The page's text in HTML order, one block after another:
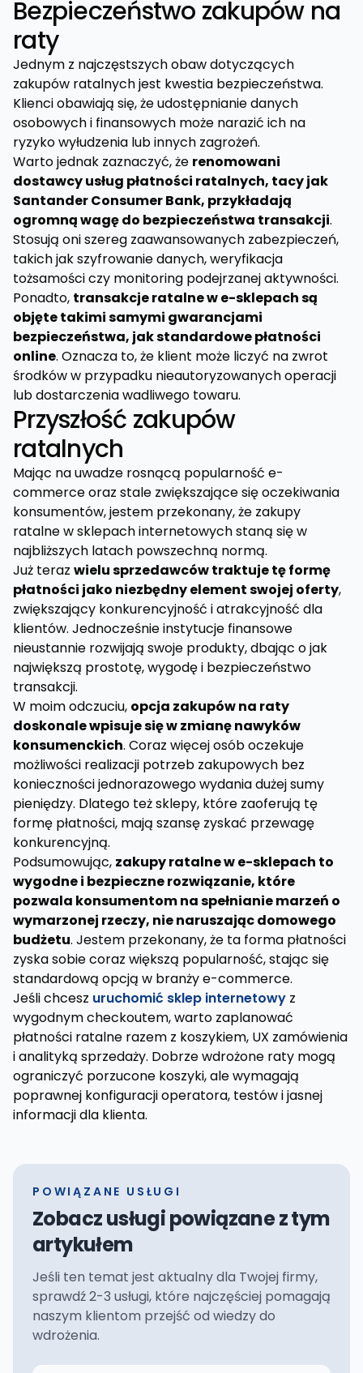
Bezpieczeństwo zakupów na
raty
Jednym z najczęstszych obaw dotyczących
zakupów ratalnych jest kwestia bezpieczeństwa.
Klienci obawiają się, że udostępnianie danych
osobowych i finansowych może narazić ich na
ryzyko wyłudzenia lub innych zagrożeń.
Warto jednak zaznaczyć, że renomowani
dostawcy usług płatności ratalnych, tacy jak
Santander Consumer Bank, przykładają
ogromną wagę do bezpieczeństwa transakcji.
Stosują oni szereg zaawansowanych zabezpieczeń,
takich jak szyfrowanie danych, weryfikacja
tożsamości czy monitoring podejrzanej aktywności.
Ponadto, transakcje ratalne w e-sklepach są
objęte takimi samymi gwarancjami
bezpieczeństwa, jak standardowe płatności
online. Oznacza to, że klient może liczyć na zwrot
środków w przypadku nieautoryzowanych operacji
lub dostarczenia wadliwego towaru.
Przyszłość zakupów
ratalnych
Mając na uwadze rosnącą popularność e-
commerce oraz stale zwiększające się oczekiwania
konsumentów, jestem przekonany, że zakupy
ratalne w sklepach internetowych staną się w
najbliższych latach powszechną normą.
Już teraz wielu sprzedawców traktuje tę formę
płatności jako niezbędny element swojej oferty,
zwiększający konkurencyjność i atrakcyjność dla
klientów. Jednocześnie instytucje finansowe
nieustannie rozwijają swoje produkty, dbając o jak
największą prostotę, wygodę i bezpieczeństwo
transakcji.
W moim odczuciu, opcja zakupów na raty
doskonale wpisuje się w zmianę nawyków
konsumenckich. Coraz więcej osób oczekuje
możliwości realizacji potrzeb zakupowych bez
konieczności jednorazowego wydania dużej sumy
pieniędzy. Dlatego też sklepy, które zaoferują tę
formę płatności, mają szansę zyskać przewagę
konkurencyjną.
Podsumowując, zakupy ratalne w e-sklepach to
wygodne i bezpieczne rozwiązanie, które
pozwala konsumentom na spełnianie marzeń o
wymarzonej rzeczy, nie naruszając domowego
budżetu. Jestem przekonany, że ta forma płatności
zyska sobie coraz większą popularność, stając się
standardową opcją w branży e-commerce.
Jeśli chcesz uruchomić sklep internetowy z
wygodnym checkoutem, warto zaplanować
płatności ratalne razem z koszykiem, UX zamówienia
i analityką sprzedaży. Dobrze wdrożone raty mogą
ograniczyć porzucone koszyki, ale wymagają
poprawnej konfiguracji operatora, testów i jasnej
informacji dla klienta.
POWIĄZANE USŁUGI
Zobacz usługi powiązane z tym
artykułem
Jeśli ten temat jest aktualny dla Twojej firmy,
sprawdź 2-3 usługi, które najczęściej pomagają
naszym klientom przejść od wiedzy do
wdrożenia.